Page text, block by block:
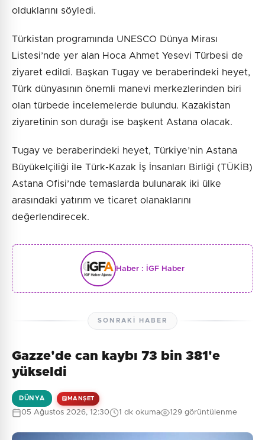
olduklarını söyledi.
Türkistan programında UNESCO Dünya Mirası
Listesi’nde yer alan Hoca Ahmet Yesevi Türbesi de
ziyaret edildi. Başkan Tugay ve beraberindeki heyet,
Türk dünyasının önemli manevi merkezlerinden biri
olan türbede incelemelerde bulundu. Kazakistan
ziyaretinin son durağı ise başkent Astana olacak.
Tugay ve beraberindeki heyet, Türkiye’nin Astana
Büyükelçiliği ile Türk-Kazak İş İnsanları Birliği (TÜKİB)
Astana Ofisi’nde temaslarda bulunarak iki ülke
arasındaki yatırım ve ticaret olanaklarını
değerlendirecek.
Haber : İGF Haber
SONRAKI HABER
Gazze'de can kaybı 73 bin 381'e
yükseldi
DÜNYA MANŞET
05 Ağustos 2026, 12:30 1 dk okuma 129 görüntülenme